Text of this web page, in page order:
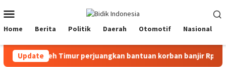
ke
kontenMobile
Home Berita Politik Daerah Otomotif Nasional
Update
Aceh Timur perjuangkan bantuan korban banjir Rp578,48